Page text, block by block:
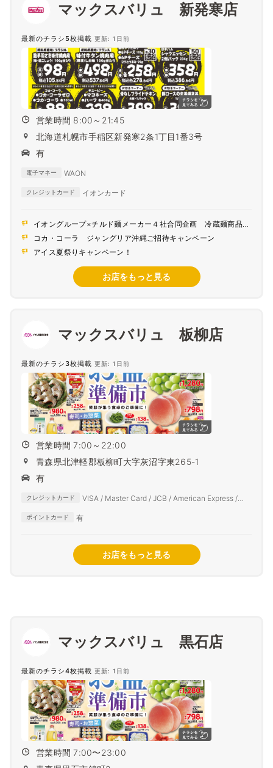
マックスバリュ 新発寒店
最新のチラシ5枚掲載 更新: 1日前
営業時間 8:00～21:45
北海道札幌市手稲区新発寒2条1丁目1番3号
有
電子マネー WAON
クレジットカード イオンカード
イオングループ×チルド麺メーカー４社合同企画 冷蔵麺商品を
買って応募しよう～夏の麺祭りキャンペーン～
コカ・コーラ ジャングリア沖縄ご招待キャンペーン
アイス夏祭りキャンペーン！
お店をもっと見る
マックスバリュ 板柳店
最新のチラシ3枚掲載 更新: 1日前
営業時間 7:00～22:00
青森県北津軽郡板柳町大字灰沼字東265-1
有
クレジットカード
VISA / Master Card / JCB / American Express /
ポイントカード 有
お店をもっと見る
マックスバリュ 黒石店
最新のチラシ4枚掲載 更新: 1日前
営業時間 7:00〜23:00